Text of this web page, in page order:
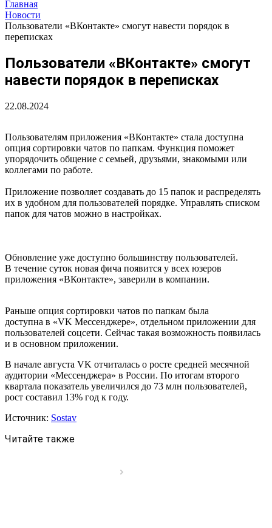
Главная
Новости
Пользователи «ВКонтакте» смогут навести порядок в
переписках
Пользователи «ВКонтакте» смогут
навести порядок в переписках
22.08.2024
Пользователям приложения «ВКонтакте» стала доступна
опция сортировки чатов по папкам. Функция поможет
упорядочить общение с семьей, друзьями, знакомыми или
коллегами по работе.
Приложение позволяет создавать до 15 папок и распределять
их в удобном для пользователей порядке. Управлять списком
папок для чатов можно в настройках.
Обновление уже доступно большинству пользователей.
В течение суток новая фича появится у всех юзеров
приложения «ВКонтакте», заверили в компании.
Раньше опция сортировки чатов по папкам была
доступна в «VK Мессенджере», отдельном приложении для
пользователей соцсети. Сейчас такая возможность появилась
и в основном приложении.
В начале августа VK отчиталась о росте средней месячной
аудитории «Мессенджера» в России. По итогам второго
квартала показатель увеличился до 73 млн пользователей,
рост составил 13% год к году.
Источник: Sostav
Читайте также